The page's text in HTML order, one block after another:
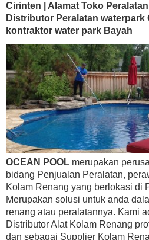
Cirinten | Alamat Toko
Distributor Peralatan
kontraktor water park Bayah
OCEAN POOL merupakan
bidang Penjualan Peralatan,
Kolam Renang yang berlokasi di
Merupakan solusi untuk anda
renang atau peralatannya. Kami
Distributor Alat Kolam Renang
dan sebagai Supplier Kolam